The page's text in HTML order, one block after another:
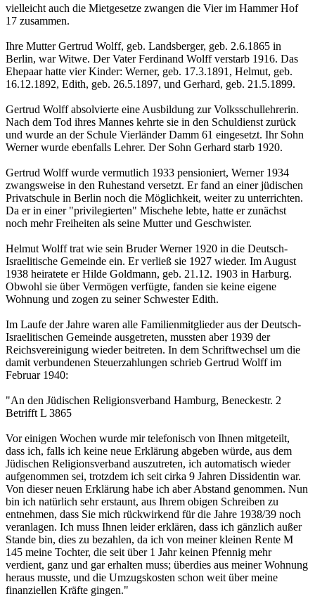
vielleicht auch die Mietgesetze zwangen die Vier im Hammer Hof
17 zusammen.
Ihre Mutter Gertrud Wolff, geb. Landsberger, geb. 2.6.1865 in
Berlin, war Witwe. Der Vater Ferdinand Wolff verstarb 1916. Das
Ehepaar hatte vier Kinder: Werner, geb. 17.3.1891, Helmut, geb.
16.12.1892, Edith, geb. 26.5.1897, und Gerhard, geb. 21.5.1899.
Gertrud Wolff absolvierte eine Ausbildung zur Volksschullehrerin.
Nach dem Tod ihres Mannes kehrte sie in den Schuldienst zurück
und wurde an der Schule Vierländer Damm 61 eingesetzt. Ihr Sohn
Werner wurde ebenfalls Lehrer. Der Sohn Gerhard starb 1920.
Gertrud Wolff wurde vermutlich 1933 pensioniert, Werner 1934
zwangsweise in den Ruhestand versetzt. Er fand an einer jüdischen
Privatschule in Berlin noch die Möglichkeit, weiter zu unterrichten.
Da er in einer "privilegierten" Mischehe lebte, hatte er zunächst
noch mehr Freiheiten als seine Mutter und Geschwister.
Helmut Wolff trat wie sein Bruder Werner 1920 in die Deutsch-
Israelitische Gemeinde ein. Er verließ sie 1927 wieder. Im August
1938 heiratete er Hilde Goldmann, geb. 21.12. 1903 in Harburg.
Obwohl sie über Vermögen verfügte, fanden sie keine eigene
Wohnung und zogen zu seiner Schwester Edith.
Im Laufe der Jahre waren alle Familienmitglieder aus der Deutsch-
Israelitischen Gemeinde ausgetreten, mussten aber 1939 der
Reichsvereinigung wieder beitreten. In dem Schriftwechsel um die
damit verbundenen Steuerzahlungen schrieb Gertrud Wolff im
Februar 1940:
"An den Jüdischen Religionsverband Hamburg, Beneckestr. 2
Betrifft L 3865
Vor einigen Wochen wurde mir telefonisch von Ihnen mitgeteilt,
dass ich, falls ich keine neue Erklärung abgeben würde, aus dem
Jüdischen Religionsverband auszutreten, ich automatisch wieder
aufgenommen sei, trotzdem ich seit cirka 9 Jahren Dissidentin war.
Von dieser neuen Erklärung habe ich aber Abstand genommen. Nun
bin ich natürlich sehr erstaunt, aus Ihrem obigen Schreiben zu
entnehmen, dass Sie mich rückwirkend für die Jahre 1938/39 noch
veranlagen. Ich muss Ihnen leider erklären, dass ich gänzlich außer
Stande bin, dies zu bezahlen, da ich von meiner kleinen Rente M
145 meine Tochter, die seit über 1 Jahr keinen Pfennig mehr
verdient, ganz und gar erhalten muss; überdies aus meiner Wohnung
heraus musste, und die Umzugskosten schon weit über meine
finanziellen Kräfte gingen."